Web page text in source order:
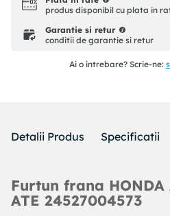
produs disponibil cu plata in
Garantie si retur
conditii de garantie si retur
Ai o intrebare? Scrie-ne:
Detalii Produs Specificatii
Furtun frana HONDA
ATE 24527004573